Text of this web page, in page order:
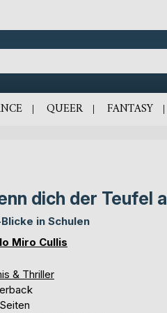
QUEER FANTASY
dich der Teufel
in Schulen
Miro Cullis
& Thriller